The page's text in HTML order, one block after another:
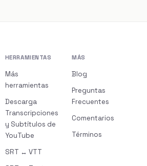
HERRAMIENTAS
Más
herramientas
Descarga
Transcripciones
y Subtítulos de
YouTube
SRT ↔ VTT
MÁS
Blog
Preguntas
Frecuentes
Comentarios
Términos